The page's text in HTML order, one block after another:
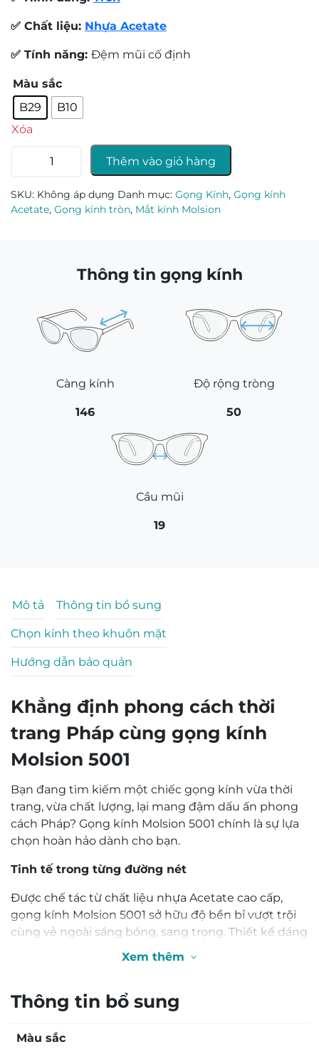
✅ Chất liệu: Nhựa Acetate
✅ Tính năng: Đệm mũi cố định
Màu sắc
B29
Xóa
Molsion
5001
Thêm vào giỏ hàng
SKU: Không áp dụng Danh mục: Gọng Kính ,
Gọng kính
, Gọng kính tròn ,
Thông tin gọng kính
Càng kính Độ rộng tròng
Thông tin bổ sung
Chọn kính theo khuôn mặt
Hướng dẫn bảo quản
Khẳng định phong cách thời
trang Pháp cùng gọng kính
Molsion 5001
Bạn đang tìm kiếm một chiếc gọng kính vừa thời
trang, vừa chất lượng, lại mang đậm dấu ấn phong
cách Pháp? Gọng kính Molsion 5001 chính là sự lựa
chọn hoàn hảo dành cho bạn.
Tinh tế trong từng đường nét
Được chế tác từ chất liệu nhựa Acetate cao cấp,
gọng kính Molsion 5001 sở hữu độ bền bỉ vượt trội
cùng vẻ ngoài sáng bóng, sang trọng. Thiết kế dáng
kính tròn cổ điển, kết hợp cùng các chi tiết tinh xảo,
thượng.
Trải nghiệm đeo thoải mái
0,0